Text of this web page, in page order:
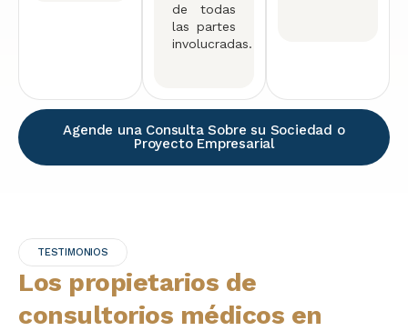
de todas
las partes
involucradas.
Agende una Consulta Sobre su Sociedad o
Proyecto Empresarial
TESTIMONIOS
Los propietarios de
consultorios médicos en